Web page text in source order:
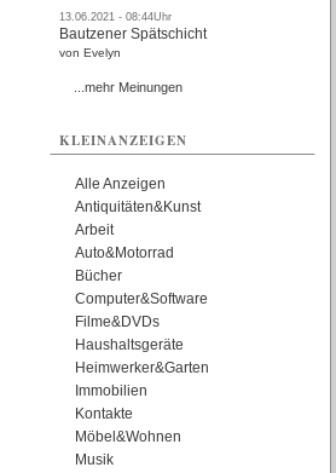
13.06.2021 - 08:44Uhr
Bautzener Spätschicht
von Evelyn
...mehr Meinungen
KLEINANZEIGEN
Alle Anzeigen
Antiquitäten&Kunst
Arbeit
Auto&Motorrad
Bücher
Computer&Software
Filme&DVDs
Haushaltsgeräte
Heimwerker&Garten
Immobilien
Kontakte
Möbel&Wohnen
Musik